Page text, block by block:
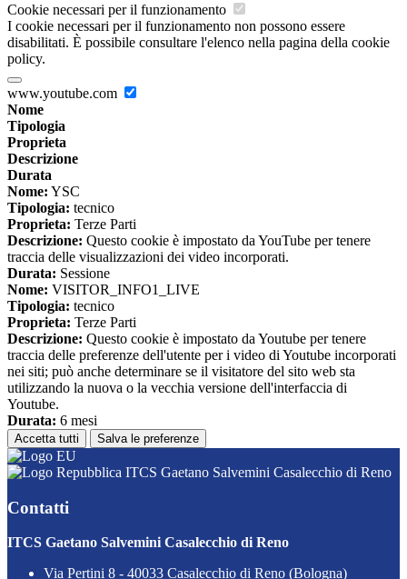
Cookie necessari per il funzionamento
I cookie necessari per il funzionamento non possono essere
disabilitati. È possibile consultare l'elenco nella pagina della cookie
policy.
www.youtube.com
Nome
Tipologia
Proprieta
Descrizione
Durata
Nome: YSC
Tipologia: tecnico
Proprieta: Terze Parti
Descrizione: Questo cookie è impostato da YouTube per tenere
traccia delle visualizzazioni dei video incorporati.
Durata: Sessione
Nome: VISITOR_INFO1_LIVE
Tipologia: tecnico
Proprieta: Terze Parti
Descrizione: Questo cookie è impostato da Youtube per tenere
traccia delle preferenze dell'utente per i video di Youtube incorporati
nei siti; può anche determinare se il visitatore del sito web sta
utilizzando la nuova o la vecchia versione dell'interfaccia di
Youtube.
Durata: 6 mesi
Accetta tutti Salva le preferenze
ITCS Gaetano Salvemini Casalecchio di Reno
Contatti
ITCS Gaetano Salvemini Casalecchio di Reno
Via Pertini 8 - 40033 Casalecchio di Reno (Bologna)